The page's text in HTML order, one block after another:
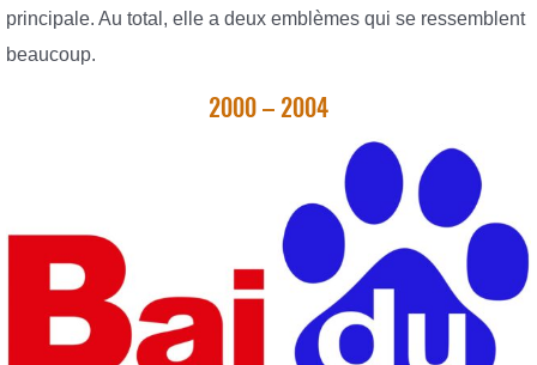
principale. Au total, elle a deux emblèmes qui se ressemblent
beaucoup.
2000 – 2004